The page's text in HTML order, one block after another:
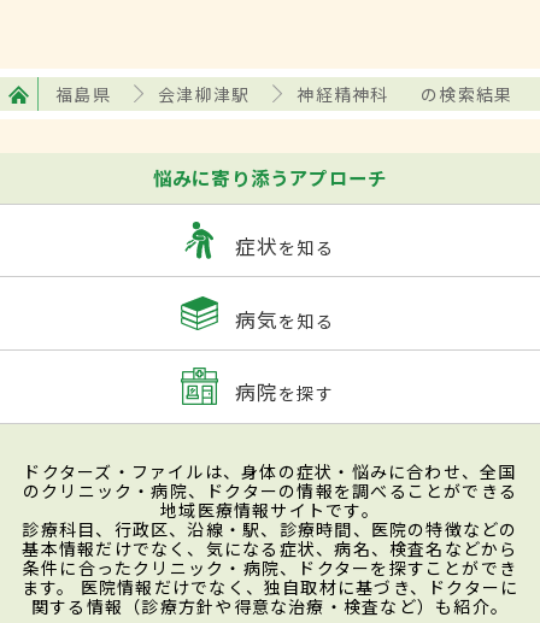
福島県 会津柳津駅 神経精神科 の検索結果
悩みに寄り添うアプローチ
症状を知る
病気を知る
病院を探す
ドクターズ・ファイルは、身体の症状・悩みに合わせ、全国
のクリニック・病院、ドクターの情報を調べることができる
地域医療情報サイトです。
診療科目、行政区、沿線・駅、診療時間、医院の特徴などの
基本情報だけでなく、気になる症状、病名、検査名などから
条件に合ったクリニック・病院、ドクターを探すことができ
ます。 医院情報だけでなく、独自取材に基づき、ドクターに
関する情報（診療方針や得意な治療・検査など）も紹介。